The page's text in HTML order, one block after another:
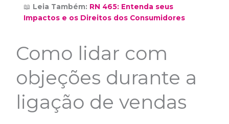
📖 Leia Também: RN 465: Entenda seus
Impactos e os Direitos dos Consumidores
Como lidar com
objeções durante a
ligação de vendas